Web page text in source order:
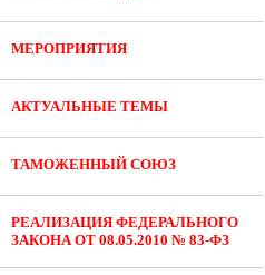
МЕРОПРИЯТИЯ
АКТУАЛЬНЫЕ ТЕМЫ
ТАМОЖЕННЫЙ СОЮЗ
РЕАЛИЗАЦИЯ ФЕДЕРАЛЬНОГО
ЗАКОНА ОТ 08.05.2010 № 83-ФЗ